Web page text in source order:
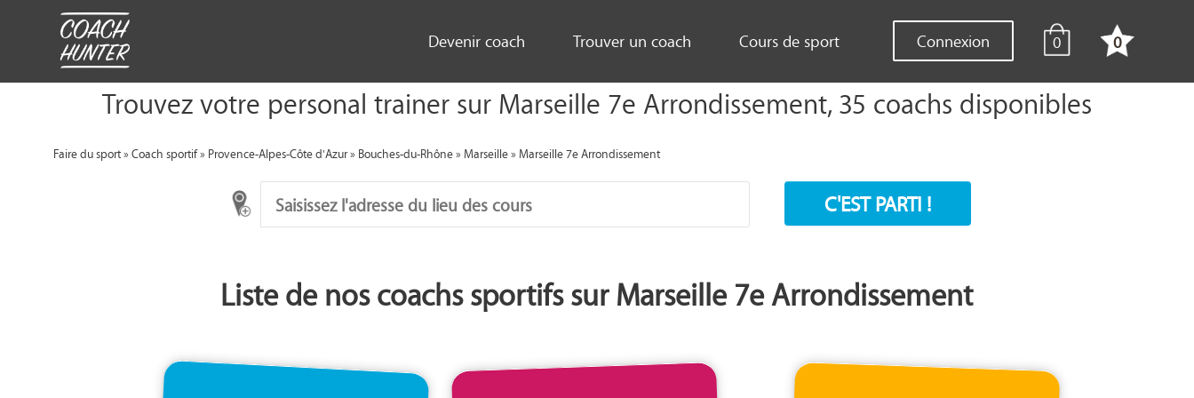
Connexion 0 0
Devenir coach Trouver un coach Cours de sport
Trouvez votre personal trainer sur Marseille 7e Arrondissement, 35 coachs disponibles
Faire du sport»Coach sportif»Provence-Alpes-Côte d'Azur»Bouches-du-Rhône»Marseille»Marseille 7e Arrondissement
C'EST PARTI !
Liste de nos coachs sportifs sur Marseille 7e Arrondissement